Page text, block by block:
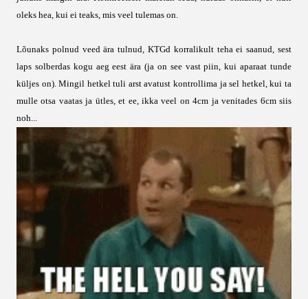
oleks hea, kui ei teaks, mis veel tulemas on.
Lõunaks polnud veed ära tulnud, KTGd korralikult teha ei saanud, sest
laps solberdas kogu aeg eest ära (ja on see vast piin, kui aparaat tunde
küljes on). Mingil hetkel tuli arst avatust kontrollima ja sel hetkel, kui ta
mulle otsa vaatas ja ütles, et ee, ikka veel on 4cm ja venitades 6cm siis
noh...